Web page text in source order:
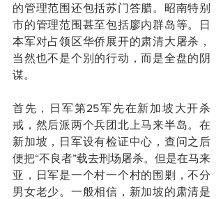
的管理范围还包括苏门答腊。昭南特别
市的管理范围甚至包括廖内群岛等。日
本军对占领区华侨展开的肃清大屠杀，
当然也不是个别的行动，而是全盘的阴
谋。
首先，日军第25军先在新加坡大开杀
戒，然后派两个兵团北上马来半岛。在
新加坡，日军设有检证中心，查问之后
便把“不良者”载去刑场屠杀。但是在马来
亚，日军是一个村一个村的围剿，不分
男女老少。一般相信，新加坡的肃清是